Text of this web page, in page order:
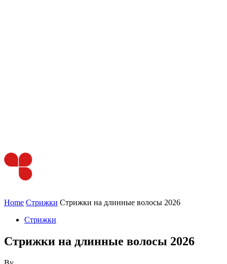
Home Стрижки Стрижки на длинные волосы 2026
Стрижки
Стрижки на длинные волосы 2026